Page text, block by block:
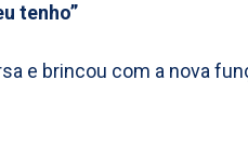
tenho”
e brincou com a nova